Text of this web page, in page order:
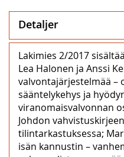
Detaljer
Lakimies 2/2017
Lea Halonen ja Anssi
valvontajärjestelmää –
sääntelykehys ja
viranomaisvalvonnan
Johdon
tilintarkastuksessa;
isän kannustin –